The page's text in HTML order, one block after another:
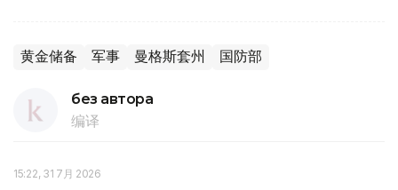
黄金储备 军事 曼格斯套州 国防部
без автора
编译
15:22, 31 7月 2026